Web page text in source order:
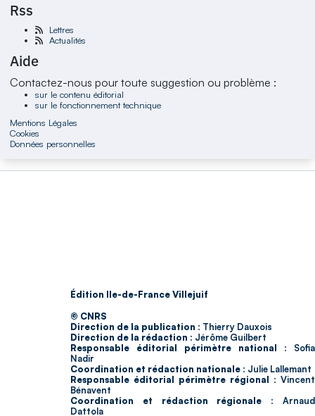
Rss
Lettres
Actualités
Aide
Contactez-nous pour toute suggestion ou problème :
sur le contenu éditorial
sur le fonctionnement technique
Mentions Légales
Cookies
Données personnelles
Édition Ile-de-France Villejuif
© CNRS
Direction de la publication : Thierry Dauxois
Direction de la rédaction : Jérôme Guilbert
Responsable éditorial périmètre national : Sofia
Nadir
Coordination et rédaction nationale : Julie Lallemant
Responsable éditorial périmètre régional : Vincent
Bénavent
Coordination et rédaction régionale : Arnaud
Dattola